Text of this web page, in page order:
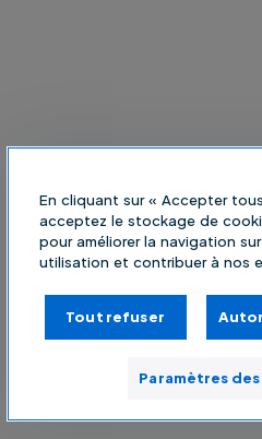
En cliquant sur « Accepter
acceptez le stockage de
pour améliorer la navigation
utilisation et contribuer à nos
Tout refuser
Paramètres